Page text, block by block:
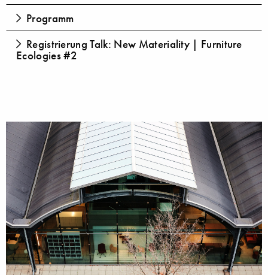
Programm
Registrierung Talk: New Materiality | Furniture
Ecologies #2